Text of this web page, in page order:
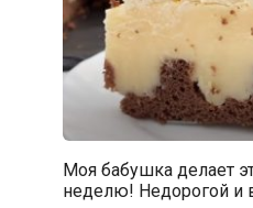
Моя бабушка делает
неделю! Недорогой и